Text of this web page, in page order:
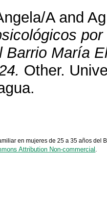
Aand
Barrio María
Other.
en mujeres de 25 a 35 años
Attribution Non-commercial